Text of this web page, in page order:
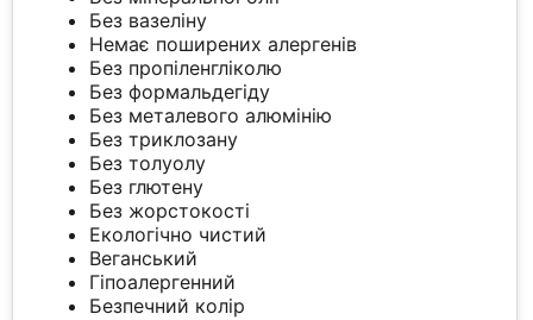
Без вазеліну
Немає поширених алергенів
Без пропіленгліколю
Без формальдегіду
Без металевого алюмінію
Без триклозану
Без толуолу
Без глютену
Без жорстокості
Екологічно чистий
Веганський
Гіпоалергенний
Безпечний колір